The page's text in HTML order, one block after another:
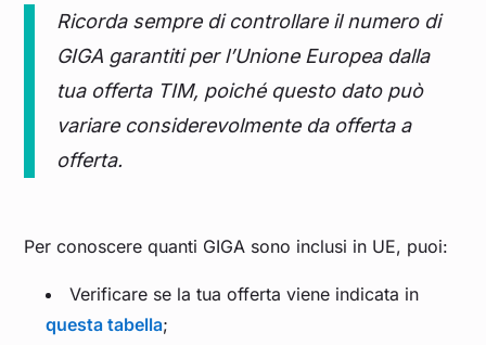
Ricorda sempre di controllare il numero di
GIGA garantiti per l’Unione Europea dalla
tua offerta TIM, poiché questo dato può
variare considerevolmente da offerta a
offerta.
Per conoscere quanti GIGA sono inclusi in UE, puoi:
Verificare se la tua offerta viene indicata in
questa tabella;